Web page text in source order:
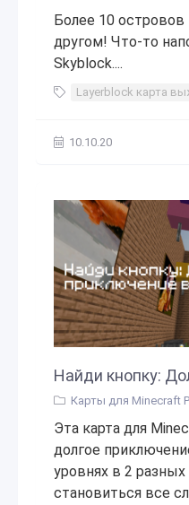
Более 10
другом! Что-то
Skyblock....
Layerblock карта
10.10.20
Найди кнопку:
Карты для Minecraft
Эта карта для
долгое
уровнях в 2 разных
становиться все